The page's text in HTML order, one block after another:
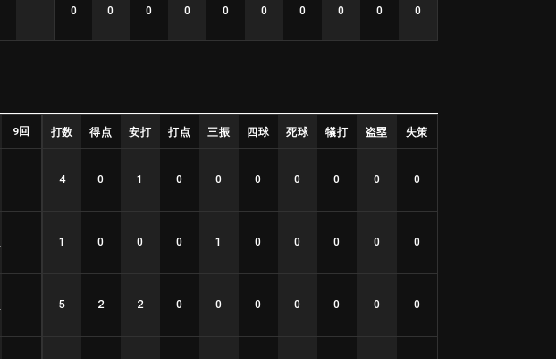
0 0 0 0 0 0 0 0 0 0
9回 打数 得点 安打 打点 三振 四球 死球 犠打 盗塁 失策
4 0 1 0 0 0 0 0 0 0
1 0 0 0 1 0 0 0 0 0
5 2 2 0 0 0 0 0 0 0